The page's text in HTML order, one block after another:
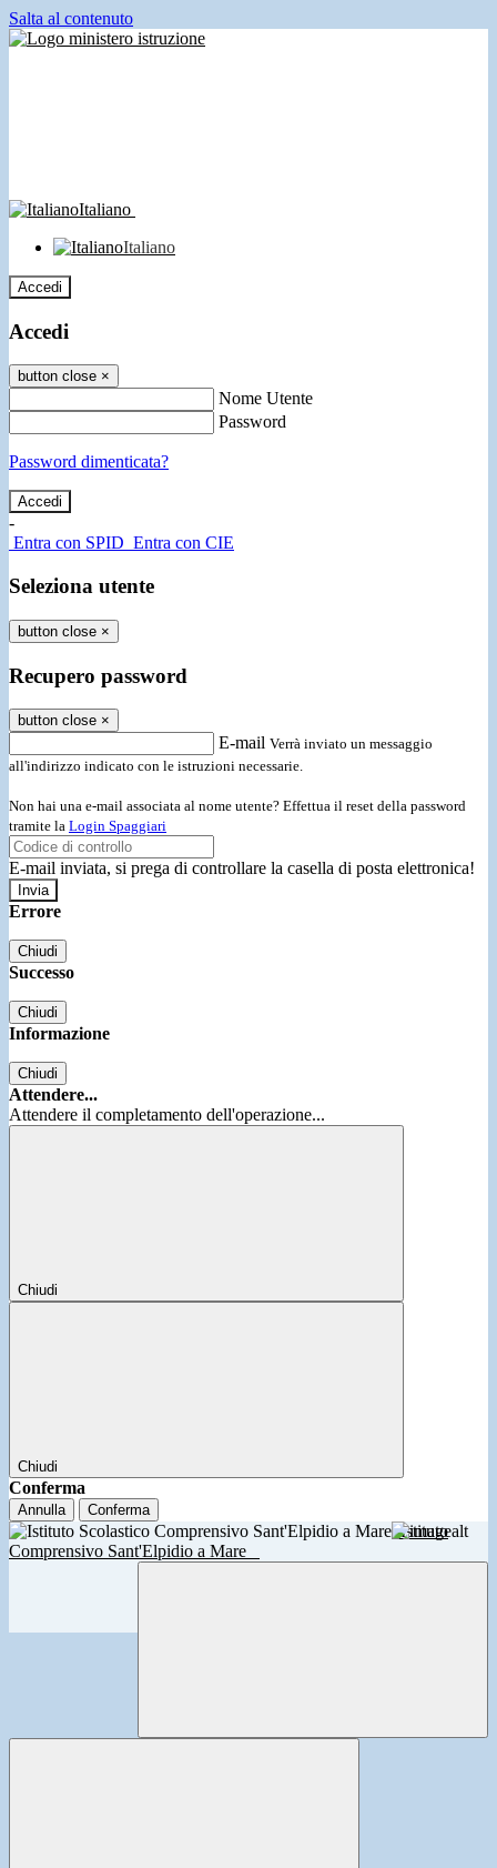
Salta al contenuto
Italiano
Italiano
Accedi
Accedi
button close ×
Nome Utente
Password
Password dimenticata?
-
Entra con SPID Entra con CIE
Seleziona utente
button close ×
Recupero password
button close ×
E-mail Verrà inviato un messaggio
all'indirizzo indicato con le istruzioni necessarie.
Non hai una e-mail associata al nome utente? Effettua il reset della password
tramite la Login Spaggiari
E-mail inviata, si prega di controllare la casella di posta elettronica!
Errore
Chiudi
Successo
Chiudi
Informazione
Chiudi
Attendere...
Attendere il completamento dell'operazione...
Chiudi
Chiudi
Conferma
Annulla Conferma
Istituto
Comprensivo Sant'Elpidio a Mare